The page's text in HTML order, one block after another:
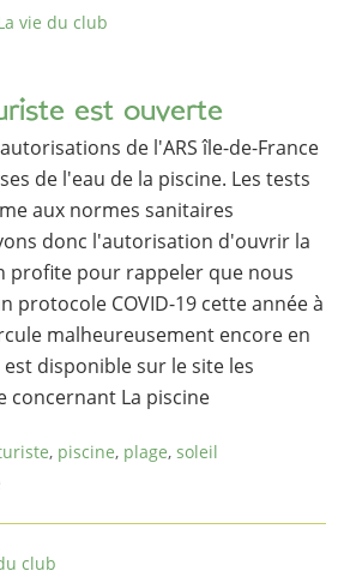
vie du club
est ouverte
de l'ARS île-de-France
de l'eau de la piscine. Les tests
aux normes sanitaires
donc l'autorisation d'ouvrir la
profite pour rappeler que nous
protocole COVID-19 cette année à
malheureusement encore en
disponible sur le site les
concernant La piscine
, piscine, plage, soleil
club